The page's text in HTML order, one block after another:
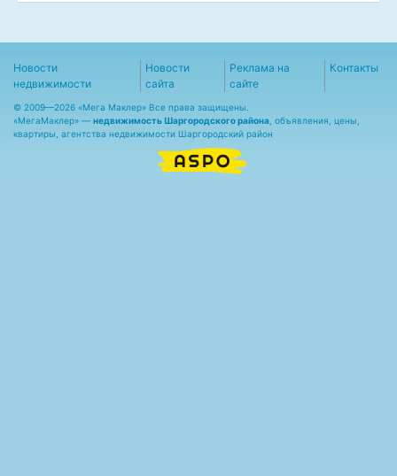
Новости
недвижимости
Новости
сайта
Реклама на
сайте
Контакты
© 2009—2026 «Мега Маклер» Все права защищены.
«МегаМаклер» — недвижимость Шаргородского района , объявления, цены,
квартиры, агентства недвижимости Шаргородский район